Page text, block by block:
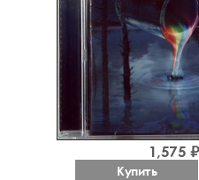
1,575 ₽
Купить